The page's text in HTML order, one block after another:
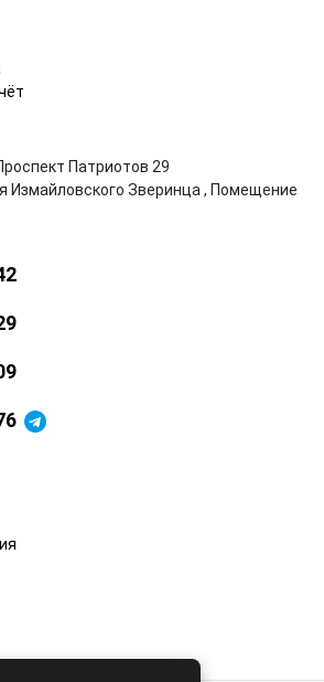
Патриотов 29
Измайловского Зверинца , Помещение